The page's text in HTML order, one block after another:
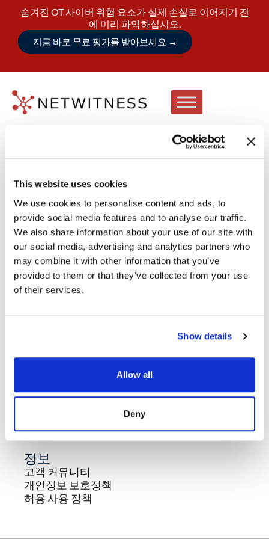
This website uses cookies
We use cookies to personalise content and ads, to
provide social media features and to analyse our traffic.
We also share information about your use of our site with
our social media, advertising and analytics partners who
may combine it with other information that you’ve
provided to them or that they’ve collected from your use
of their services.
Show details
Allow all
Deny
숨겨진 OT 사이버 위험 요소가 실제 손실로 이어지기 전
에 미리 파악하십시오.
지금 바로 무료 평가를 받아보세요 →
고객 커뮤니티
정보
고객 커뮤니티
개인정보 보호정책
허용 사용 정책